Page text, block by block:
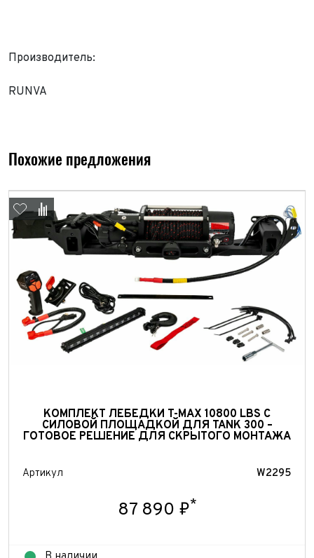
Производитель:
RUNVA
Похожие предложения
КОМПЛЕКТ ЛЕБЕДКИ T-MAX 10800 LBS С
СИЛОВОЙ ПЛОЩАДКОЙ ДЛЯ TANK 300 –
ГОТОВОЕ РЕШЕНИЕ ДЛЯ СКРЫТОГО МОНТАЖА
Артикул W2295
87 890 ₽*
Обратная связь
Имя*
Выкуп авто